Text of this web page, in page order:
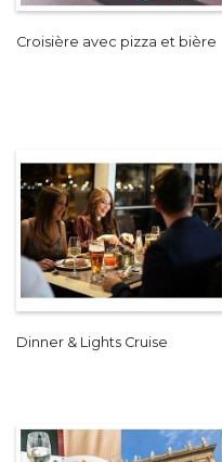
Croisière avec pizza et bière
Dinner & Lights Cruise